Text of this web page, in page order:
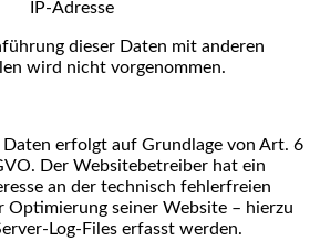
IP-Adresse
dieser Daten mit anderen
wird nicht vorgenommen.
Daten erfolgt auf Grundlage von Art. 6
Der Websitebetreiber hat ein
an der technisch fehlerfreien
Optimierung seiner Website – hierzu
Log-Files erfasst werden.